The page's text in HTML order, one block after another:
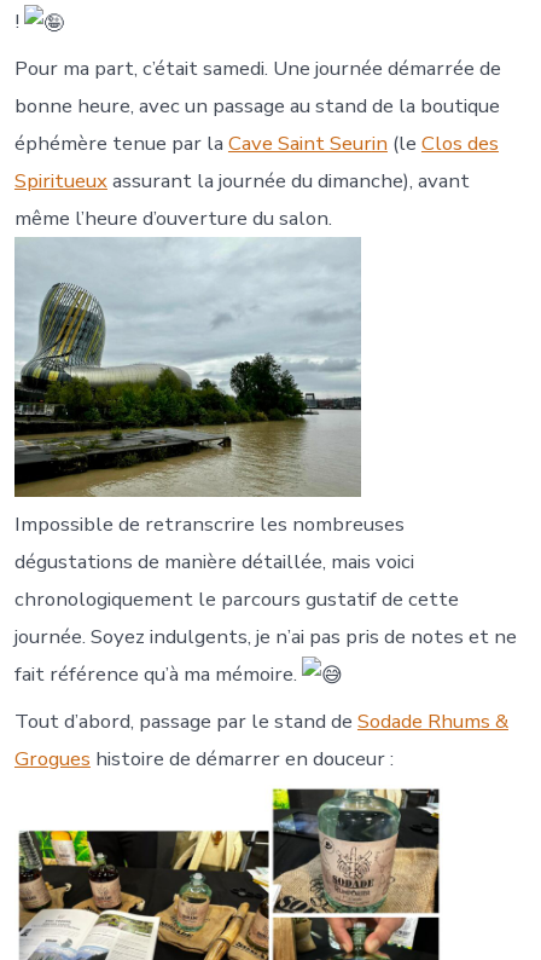
!
Pour ma part, c’était samedi. Une journée démarrée de
bonne heure, avec un passage au stand de la boutique
éphémère tenue par la Cave Saint Seurin (le Clos des
Spiritueuxassurant la journée du dimanche), avant
même l’heure d’ouverture du salon.
Impossible de retranscrire les nombreuses
dégustations de manière détaillée, mais voici
chronologiquement le parcours gustatif de cette
journée. Soyez indulgents, je n’ai pas pris de notes et ne
fait référence qu’à ma mémoire.
Tout d’abord, passage par le stand de Sodade Rhums &
Grogues histoire de démarrer en douceur :